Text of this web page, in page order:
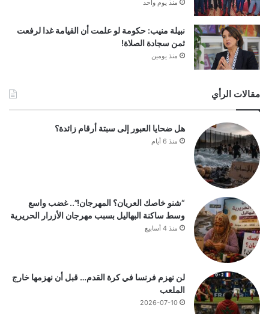
منذ يوم واحد
نبيلة منيب: حكومة لو علمت أن القيامة غدا لرفعت
ثمن سجادة الصلاة!
منذ يومين
مقالات الرأي
هل ضحايا العبور إلى سبتة أرقام زائدة؟
منذ 6 أيام
“شنو خاصك العريان؟ المهرجان!”.. غضب واسع
وسط ساكنة البهاليل بسبب مهرجان الأزرار الحريرية
منذ 4 أسابيع
لن نهزم فرنسا في كرة القدم… قبل أن نهزمها خارج
الملعب
2026-07-10